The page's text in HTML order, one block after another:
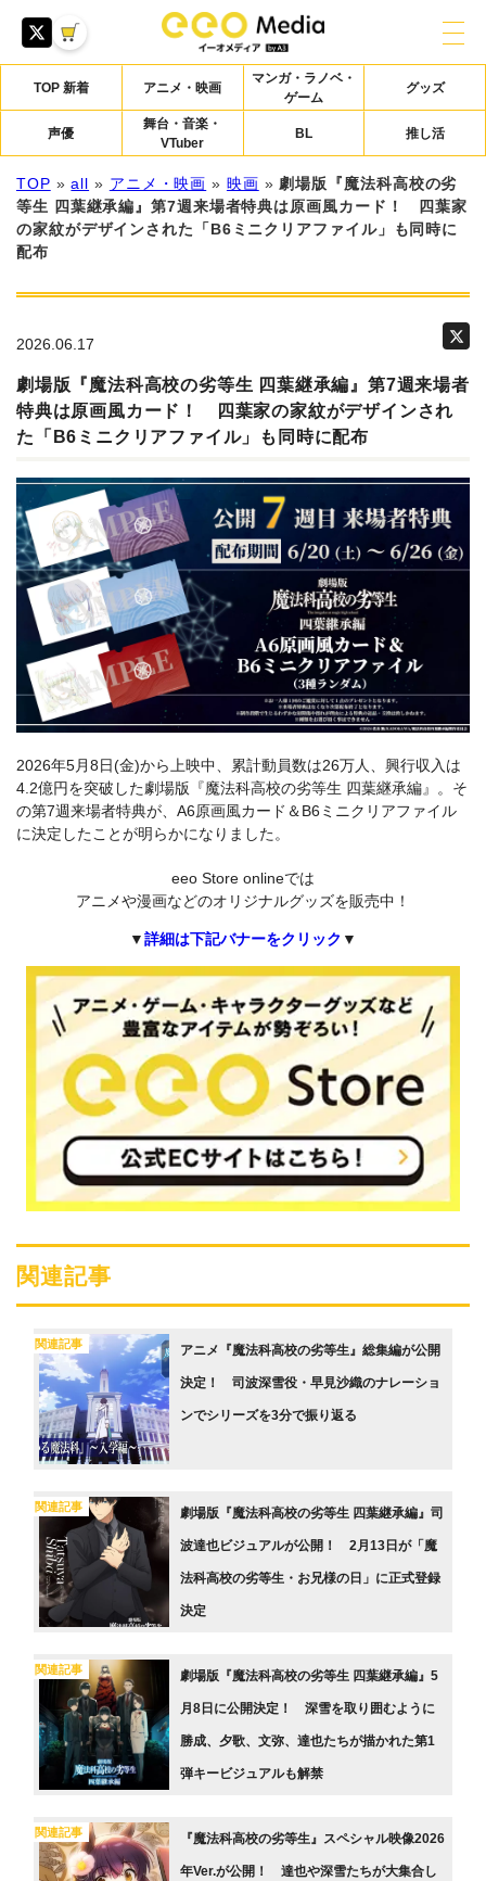
TOP 新着 アニメ・映画
マンガ・ラノベ・
ゲーム
グッズ
声優
舞台・音楽・
VTuber
BL 推し活
TOP »all » アニメ・映画 » 映画 » 劇場版『魔法科高校の劣
等生 四葉継承編』第7週来場者特典は原画風カード！ 四葉家
の家紋がデザインされた「B6ミニクリアファイル」も同時に
配布
2026.06.17
劇場版『魔法科高校の劣等生 四葉継承編』第7週来場者
特典は原画風カード！ 四葉家の家紋がデザインされ
た「B6ミニクリアファイル」も同時に配布
2026年5月8日(金)から上映中、累計動員数は26万人、興行収入は
4.2億円を突破した劇場版『魔法科高校の劣等生 四葉継承編』。そ
の第7週来場者特典が、A6原画風カード＆B6ミニクリアファイル
に決定したことが明らかになりました。
eeo Store onlineでは
アニメや漫画などのオリジナルグッズを販売中！
▼詳細は下記バナーをクリック ▼
関連記事
関連記事 アニメ『魔法科高校の劣等生』総集編が公開
決定！ 司波深雪役・早見沙織のナレーショ
ンでシリーズを3分で振り返る
関連記事 劇場版『魔法科高校の劣等生 四葉継承編』司
波達也ビジュアルが公開！ 2月13日が「魔
法科高校の劣等生・お兄様の日」に正式登録
決定
関連記事 劇場版『魔法科高校の劣等生 四葉継承編』5
月8日に公開決定！ 深雪を取り囲むように
勝成、夕歌、文弥、達也たちが描かれた第1
弾キービジュアルも解禁
関連記事 『魔法科高校の劣等生』スペシャル映像2026
年Ver.が公開！ 達也や深雪たちが大集合し